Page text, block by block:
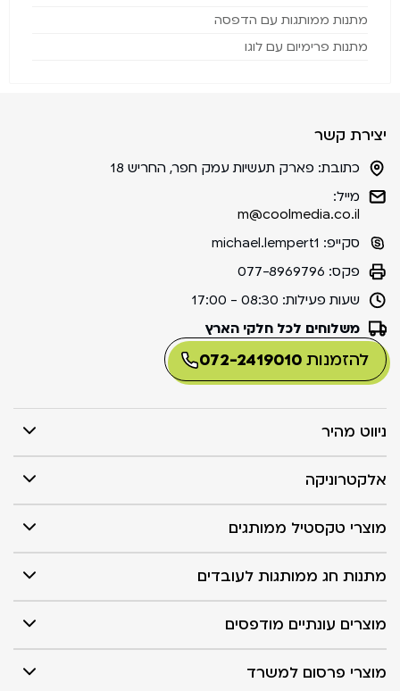
מתנות ממותגות עם הדפסה
מתנות פרימיום עם לוגו
יצירת קשר
כתובת: פארק תעשיות עמק חפר, החריש 18
מייל:
m@coolmedia.co.il
סקייפ: michael.lempert1
פקס: 077-8969796
שעות פעילות: 08:30 - 17:00
משלוחים לכל חלקי הארץ
להזמנות072-2419010
ניווט מהיר
אלקטרוניקה
מוצרי טקסטיל ממותגים
מתנות חג ממותגות לעובדים
מוצרים עונתיים מודפסים
מוצרי פרסום למשרד